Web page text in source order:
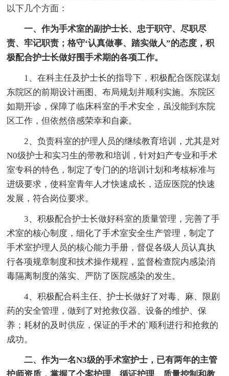
以下几个方面：
一、作为手术室的副护士长、忠于职守、尽职尽
责、牢记职责；格守‘认真做事、踏实做人”的态度，积
极配合护士长做好围手术期的各项工作。
1、在科主任及护士长的指导下，积极配合医院谋划
东院区的前期设计画图、布局规划并顺利实施。东院区
如期开诊，保障了临床科室的手术安全，虽没能到东院
区工作，但依然倍感荣幸和自豪。
2、负责科室的护理人员的继续教育培训，尤其是对
N0级护士和实习生的带教和培训，针对妇产专业和手术
室专科的特色，制定了专门的的培训计划和考核标准与
进级要求，使科室青年人才快速成长，适应医院的快速
发展，符合岗位要求。
3、积极配合护士长做好科室的质量管理，完善了手
术室的核心制度，细化了手术室安全生产管理，制定了
手术室护理人员的核心能力手册，督促各级人员认真执
行各项规章制度和技术操作规程，监督检查院内感染消
毒隔离制度的落实、严防了医院感染的发生。
4、积极配合科主任、护士长做好了对毒、麻、限剧
药的安全管理，做到了对抢救仪器、设备的维护、保
养；耗材的及时供应，保证的手术的`顺利进行和抢救的
成功。
二、作为一名N3级的手术室护士，已有两年的主管